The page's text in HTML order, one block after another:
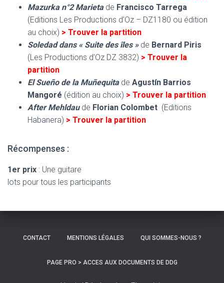
Mazurka n°2 Marietade Francisco Tarrega
(Editions Les Productions d’Oz – DZ1180 ou édition
au choix) > Trouver la partition
Soledad dans « Suite des îles »de Bernard Piris
(Les Productions d’Oz DZ 3832) > Trouver la
partition
El Sueño de la Muñequitade Agustín Barrios
Mangoré (édition au choix) > Trouver la partition
After Mehldaude Florian Colombet (Editions
Habanera) > Trouver la partition
Récompenses :
1er prix : Une guitare
lots pour tous les participants
CONTACT MENTIONS LÉGALES QUI SOMMES-NOUS ?
PAGE PRO > ACCES AUX DOCUMENTS DE DDG